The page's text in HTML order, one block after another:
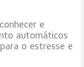
e
automáticos
o estresse e